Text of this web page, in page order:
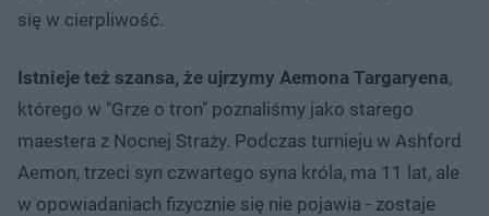
się w cierpliwość.
Istnieje też szansa, że ujrzymy Aemona Targaryena,
którego w "Grze o tron" poznaliśmy jako starego
maestera z Nocnej Straży. Podczas turnieju w Ashford
Aemon, trzeci syn czwartego syna króla, ma 11 lat, ale
w opowiadaniach fizycznie się nie pojawia - zostaje